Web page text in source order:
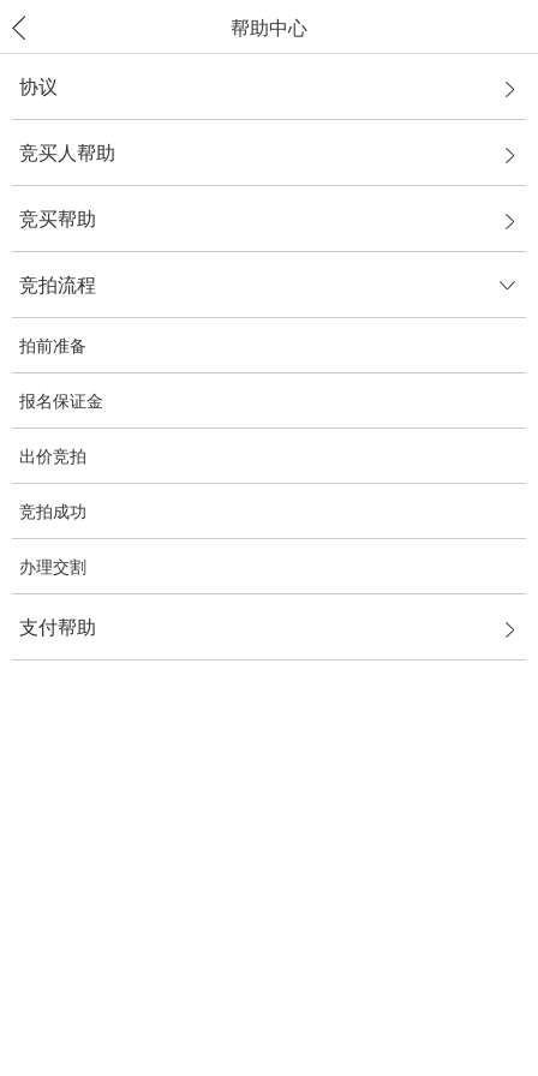
帮助中心
协议
竞买人帮助
竞买帮助
竞拍流程
拍前准备
报名保证金
出价竞拍
竞拍成功
办理交割
支付帮助